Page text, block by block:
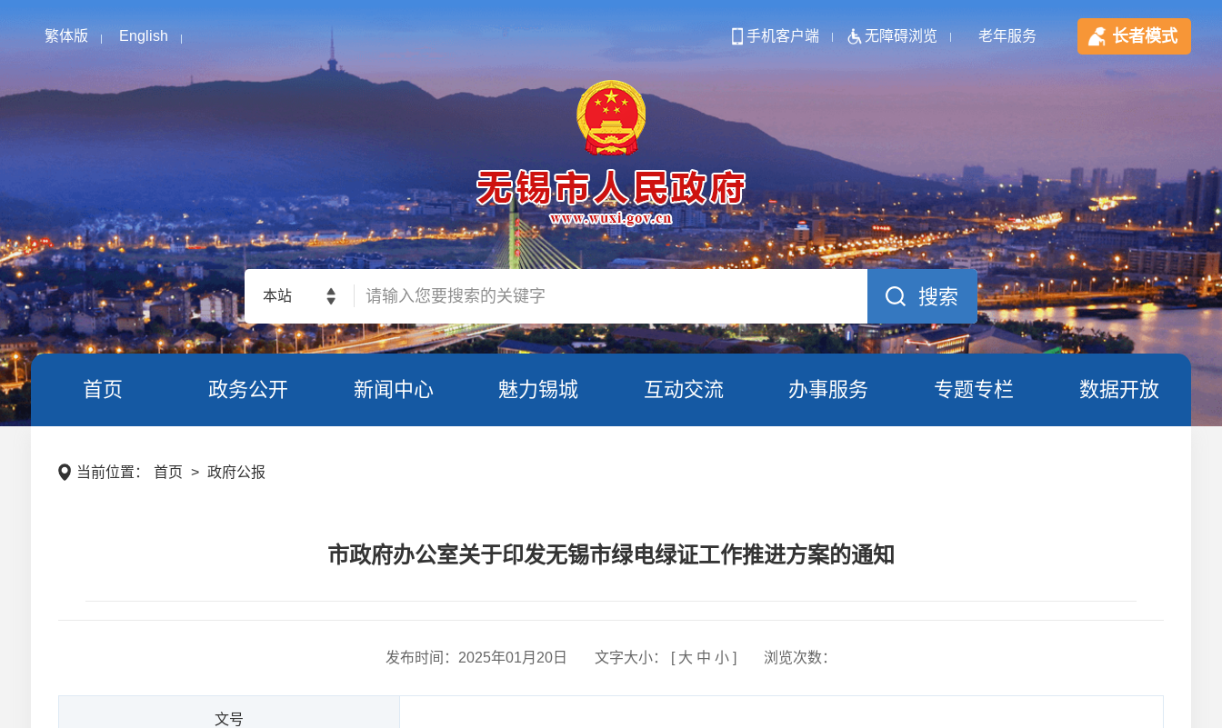
繁体版 English 手机客户端 无障碍浏览 老年服务 长者模式
本站
首页 政务公开 新闻中心 魅力锡城 互动交流 办事服务 专题专栏 数据开放
当前位置： 首页 > 政府公报
市政府办公室关于印发无锡市绿电绿证工作推进方案的通知
发布时间： 2025年01月20日 文字大小： [ 大 中 小] 浏览次数：
文号